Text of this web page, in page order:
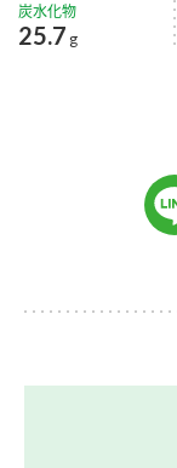
炭水化物
25.7 g